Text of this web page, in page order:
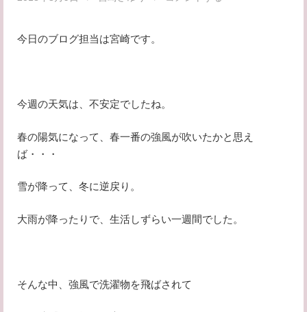
今日のブログ担当は宮崎です。
今週の天気は、不安定でしたね。
春の陽気になって、春一番の強風が吹いたかと思え
ば・・・
雪が降って、冬に逆戻り。
大雨が降ったりで、生活しずらい一週間でした。
そんな中、強風で洗濯物を飛ばされて